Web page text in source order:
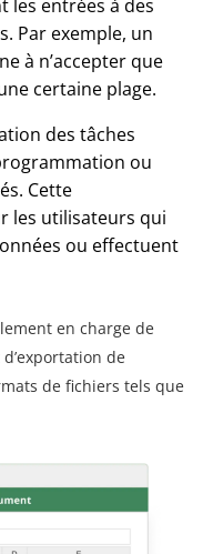
les entrées à des
Par exemple, un
à n’accepter que
certaine plage.
des tâches
ou
Cette
les utilisateurs qui
ou effectuent
en charge de
de
de fichiers tels que